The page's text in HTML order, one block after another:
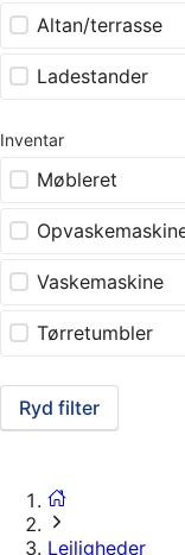
Altan/terrasse
Ladestander
Inventar
Møbleret
Vaskemaskine
Tørretumbler
Ryd filter
Lejligheder